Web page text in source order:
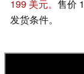
199 美元。 售价
发货条件。